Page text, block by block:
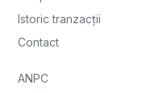
Istoric tranzacții
Contact
ANPC